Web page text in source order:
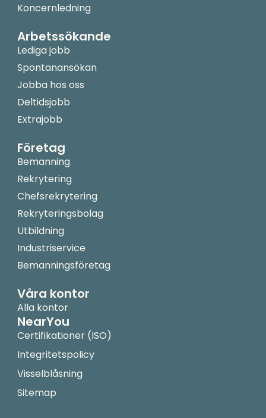
Arbetssökande
Lediga jobb
Spontanansökan
Jobba hos oss
Deltidsjobb
Extrajobb
Företag
Bemanning
Rekrytering
Chefsrekrytering
Rekryteringsbolag
Utbildning
Industriservice
Bemanningsföretag
Koncernledning
Våra kontor
Alla kontor
NearYou
Certifikationer (ISO)
Integritetspolicy
Visselblåsning
Sitemap